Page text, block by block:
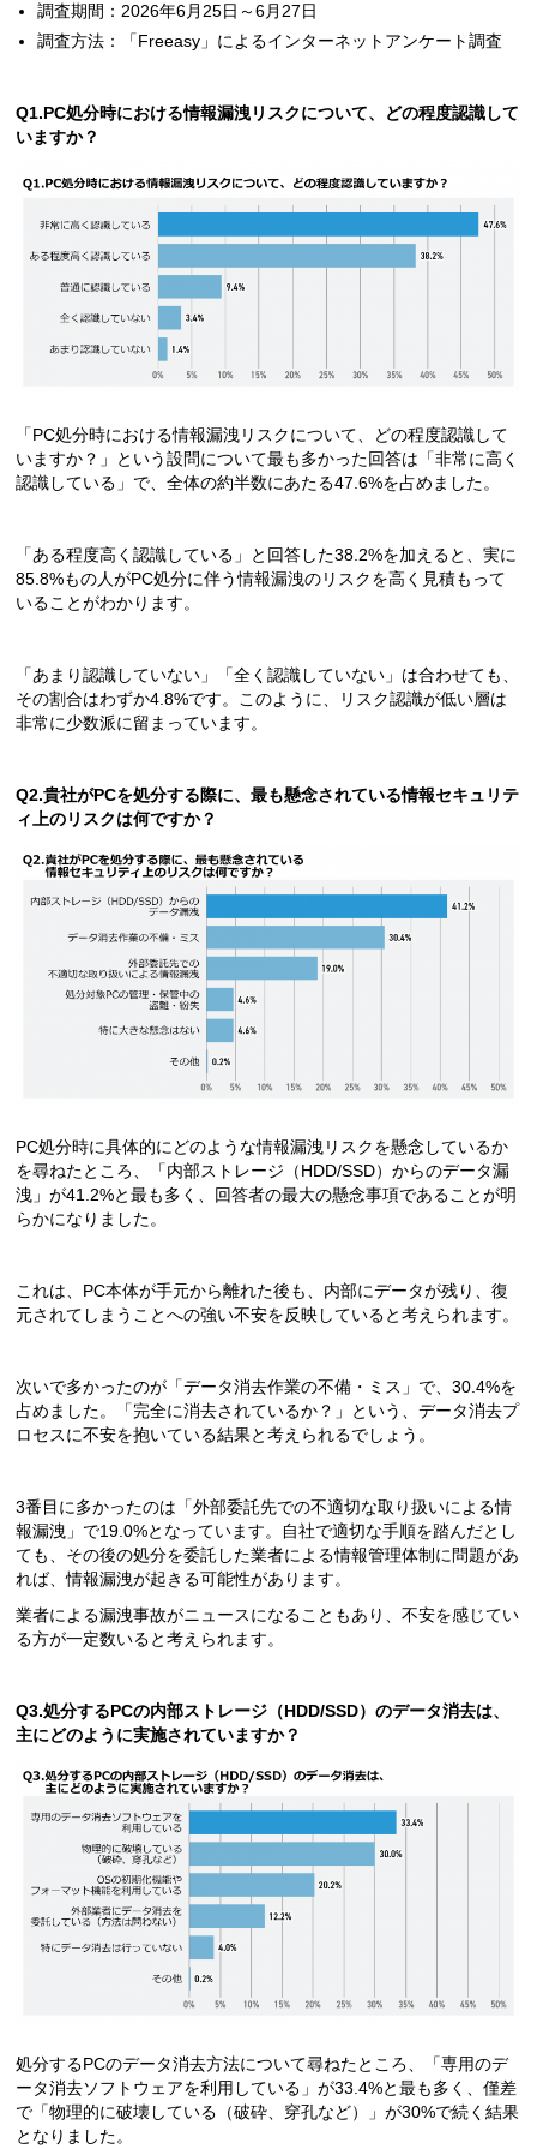
調査期間：2026年6月25日～6月27日
調査方法：「Freeasy」によるインターネットアンケート調査
Q1.PC処分時における情報漏洩リスクについて、どの程度認識して
いますか？
「PC処分時における情報漏洩リスクについて、どの程度認識して
いますか？」という設問について最も多かった回答は「非常に高く
認識している」で、全体の約半数にあたる47.6%を占めました。
「ある程度高く認識している」と回答した38.2%を加えると、実に
85.8%もの人がPC処分に伴う情報漏洩のリスクを高く見積もって
いることがわかります。
「あまり認識していない」「全く認識していない」は合わせても、
その割合はわずか4.8%です。このように、リスク認識が低い層は
非常に少数派に留まっています。
Q2.貴社がPCを処分する際に、最も懸念されている情報セキュリテ
ィ上のリスクは何ですか？
PC処分時に具体的にどのような情報漏洩リスクを懸念しているか
を尋ねたところ、「内部ストレージ（HDD/SSD）からのデータ漏
洩」が41.2%と最も多く、回答者の最大の懸念事項であることが明
らかになりました。
これは、PC本体が手元から離れた後も、内部にデータが残り、復
元されてしまうことへの強い不安を反映していると考えられます。
次いで多かったのが「データ消去作業の不備・ミス」で、30.4%を
占めました。「完全に消去されているか？」という、データ消去プ
ロセスに不安を抱いている結果と考えられるでしょう。
3番目に多かったのは「外部委託先での不適切な取り扱いによる情
報漏洩」で19.0%となっています。自社で適切な手順を踏んだとし
ても、その後の処分を委託した業者による情報管理体制に問題があ
れば、情報漏洩が起きる可能性があります。
業者による漏洩事故がニュースになることもあり、不安を感じてい
る方が一定数いると考えられます。
Q3.処分するPCの内部ストレージ（HDD/SSD）のデータ消去は、
主にどのように実施されていますか？
処分するPCのデータ消去方法について尋ねたところ、「専用のデ
ータ消去ソフトウェアを利用している」が33.4%と最も多く、僅差
で「物理的に破壊している（破砕、穿孔など）」が30%で続く結果
となりました。